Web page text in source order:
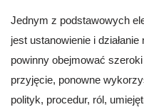
Jednym z podstawowych
jest ustanowienie i
powinny obejmować
przyjęcie, ponowne
polityk, procedur, ról,